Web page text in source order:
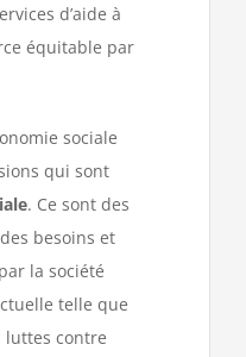
d’aide à
équitable par
sociale
qui sont
. Ce sont des
besoins et
la société
telle que
luttes contre